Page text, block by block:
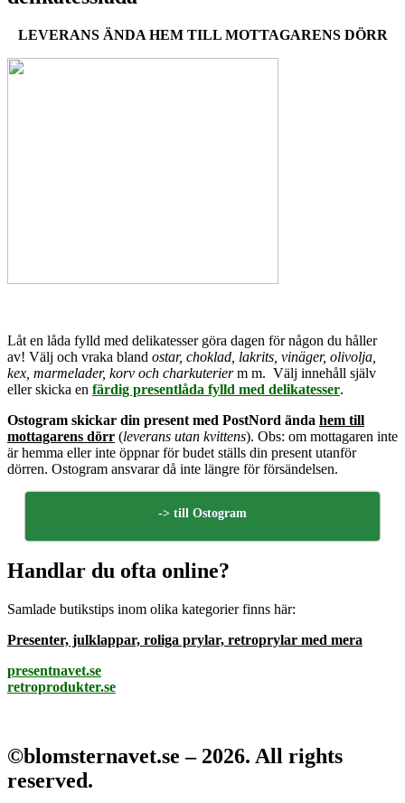
LEVERANS ÄNDA HEM TILL MOTTAGARENS DÖRR
Låt en låda fylld med delikatesser göra dagen för någon du håller
av! Välj och vraka bland ostar, choklad, lakrits, vinäger, olivolja,
kex, marmelader, korv och charkuterierm m. Välj innehåll själv
eller skicka en färdig presentlåda fylld med delikatesser.
Ostogram skickar din present med PostNord ända hem till
mottagarens dörr (leverans utan kvittens). Obs: om mottagaren inte
är hemma eller inte öppnar för budet ställs din present utanför
dörren. Ostogram ansvarar då inte längre för försändelsen.
-> till Ostogram
Handlar du ofta online?
Samlade butikstips inom olika kategorier finns här:
Presenter, julklappar, roliga prylar, retroprylar med mera
presentnavet.se
retroprodukter.se
©blomsternavet.se – 2026. All rights
reserved.